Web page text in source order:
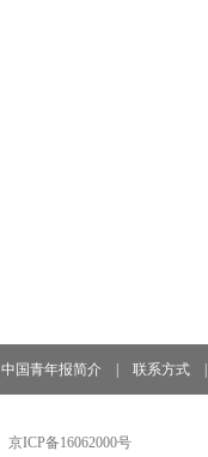
中国青年报简介 联系方式
京ICP备16062000号